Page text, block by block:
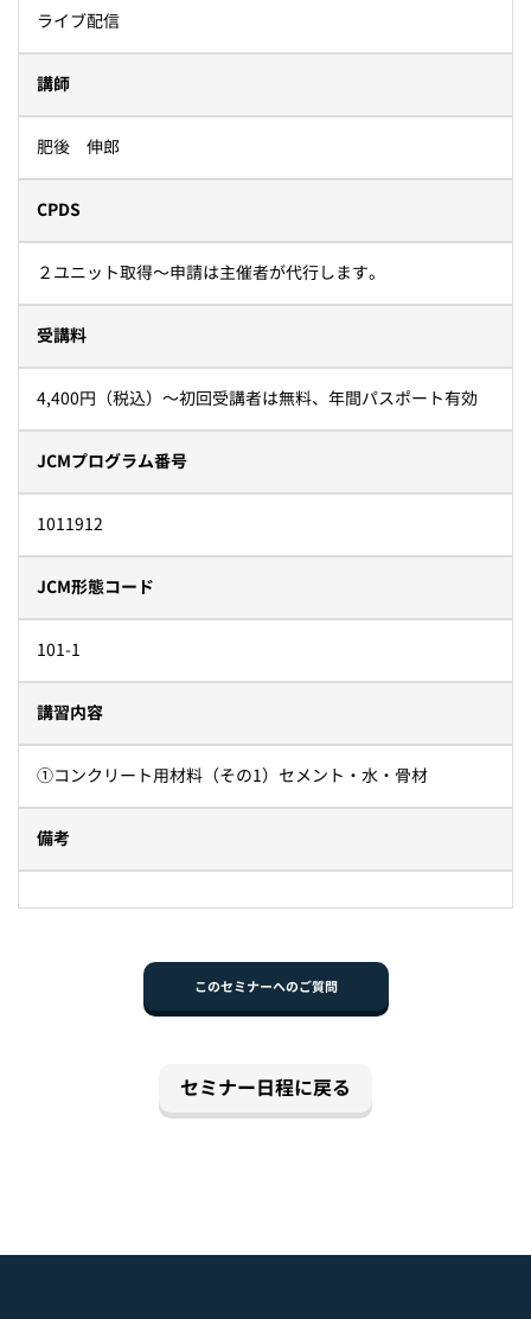
ライブ配信
講師
肥後 伸郎
CPDS
２ユニット取得～申請は主催者が代行します。
受講料
4,400円（税込）～初回受講者は無料、年間パスポート有効
JCMプログラム番号
1011912
JCM形態コード
101-1
講習内容
①コンクリート用材料（その1）セメント・水・骨材
備考
このセミナーへのご質問
セミナー日程に戻る